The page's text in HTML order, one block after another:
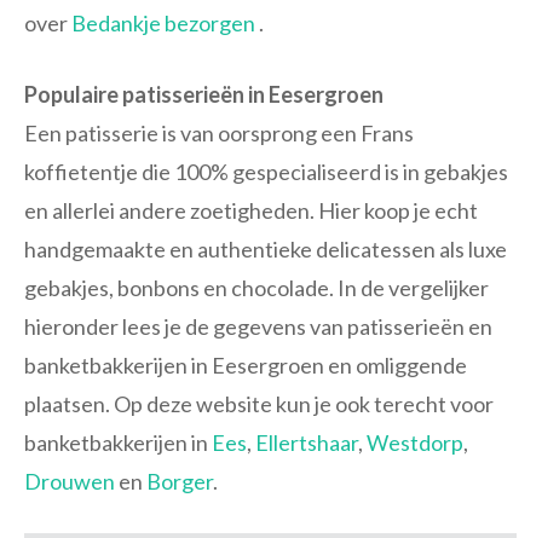
over Bedankje bezorgen .
Populaire patisserieën in Eesergroen
Een patisserie is van oorsprong een Frans
koffietentje die 100% gespecialiseerd is in gebakjes
en allerlei andere zoetigheden. Hier koop je echt
handgemaakte en authentieke delicatessen als luxe
gebakjes, bonbons en chocolade. In de vergelijker
hieronder lees je de gegevens van patisserieën en
banketbakkerijen in Eesergroen en omliggende
plaatsen. Op deze website kun je ook terecht voor
banketbakkerijen in Ees, Ellertshaar,Westdorp,
Drouwen en Borger.